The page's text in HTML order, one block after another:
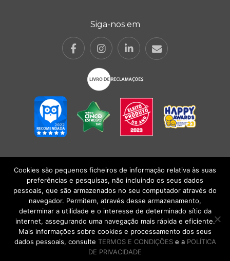
Siga-nos em
POLÍTICA DE PRIVACIDADE|TERMOS E CONDIÇÕESlCONDIÇÕES
GERAIS DE VENDA| Alberto Oculista, SA 2026. Todos os direitos reservados.
Cookies são pequenos ficheiros de informação relativa às suas
preferências e pesquisas, não incluindo os seus dados
pessoais, que são armazenados no seu computador através do
navegador. Permitem, através desse armazenamento,
determinar a utilidade e o interesse de determinado sítio da
internet, assegurando uma navegação mais rápida e eficiente.
Mais informações sobre cookies e processamento dos seus
dados pessoais, consulte TERMOS E CONDIÇÕESe a POLÍTICA
DE PRIVACIDADE